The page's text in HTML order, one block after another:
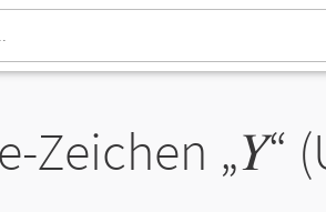
Zeichen „𝑌“